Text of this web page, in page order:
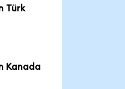
Türk
Kanada